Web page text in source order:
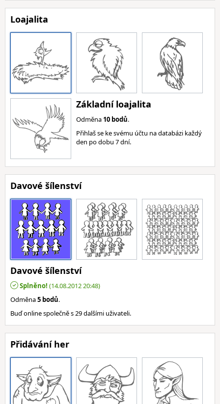
Loajalita
Základní loajalita
Odměna 10 bodů.
Přihlaš se ke svému účtu na databázi každý
den po dobu 7 dní.
Davové šílenství
Davové šílenství
Splněno! (14.08.2012 20:48)
Odměna5 bodů.
Buď online společně s 29 dalšími uživateli.
Přidávání her